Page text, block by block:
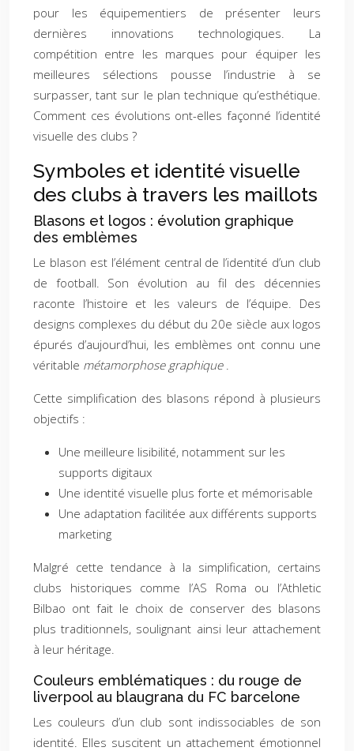
pour les équipementiers de présenter leurs
dernières innovations technologiques. La
compétition entre les marques pour équiper les
meilleures sélections pousse l’industrie à se
surpasser, tant sur le plan technique qu’esthétique.
Comment ces évolutions ont-elles façonné l’identité
visuelle des clubs ?
Symboles et identité visuelle
des clubs à travers les maillots
Blasons et logos : évolution graphique
des emblèmes
Le blason est l’élément central de l’identité d’un club
de football. Son évolution au fil des décennies
raconte l’histoire et les valeurs de l’équipe. Des
designs complexes du début du 20e siècle aux logos
épurés d’aujourd’hui, les emblèmes ont connu une
véritable métamorphose graphique .
Cette simplification des blasons répond à plusieurs
objectifs :
Une meilleure lisibilité, notamment sur les
supports digitaux
Une identité visuelle plus forte et mémorisable
Une adaptation facilitée aux différents supports
marketing
Malgré cette tendance à la simplification, certains
clubs historiques comme l’AS Roma ou l’Athletic
Bilbao ont fait le choix de conserver des blasons
plus traditionnels, soulignant ainsi leur attachement
à leur héritage.
Couleurs emblématiques : du rouge de
liverpool au blaugrana du FC barcelone
Les couleurs d’un club sont indissociables de son
identité. Elles suscitent un attachement émotionnel